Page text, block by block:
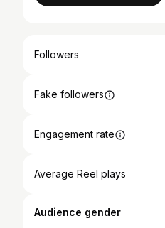
Followers
Fake followers
Engagement rate
Average Reel plays
Audience gender